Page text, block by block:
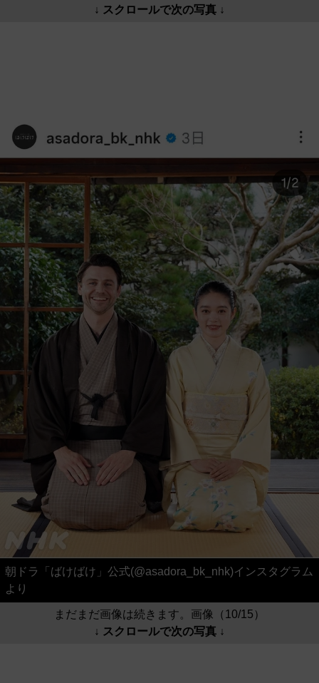
↓ スクロールで次の写真 ↓
朝ドラ「ばけばけ」公式(@asadora_bk_nhk)インスタグラム
より
まだまだ画像は続きます。画像（10/15）
↓ スクロールで次の写真 ↓